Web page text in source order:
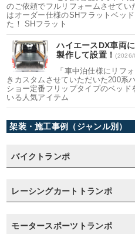
のご依頼でフルリフォームさせて
はオーダー仕様のSHフラットベッ
た！ SHフラット
ハイエースDX車両
製作して設置！
「車中泊仕様にリフ
きカスタムさせていただいた200系
ショー定番フリップタイプのベッ
いる人気アイテム
架装・施工事例（ジャンル別）
バイクトランポ
レーシングカートトランポ
モータースポーツトランポ